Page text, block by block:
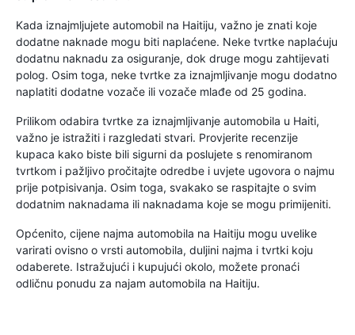
Kada iznajmljujete automobil na Haitiju, važno je znati koje
dodatne naknade mogu biti naplaćene. Neke tvrtke naplaćuju
dodatnu naknadu za osiguranje, dok druge mogu zahtijevati
polog. Osim toga, neke tvrtke za iznajmljivanje mogu dodatno
naplatiti dodatne vozače ili vozače mlađe od 25 godina.
Prilikom odabira tvrtke za iznajmljivanje automobila u Haiti,
važno je istražiti i razgledati stvari. Provjerite recenzije
kupaca kako biste bili sigurni da poslujete s renomiranom
tvrtkom i pažljivo pročitajte odredbe i uvjete ugovora o najmu
prije potpisivanja. Osim toga, svakako se raspitajte o svim
dodatnim naknadama ili naknadama koje se mogu primijeniti.
Općenito, cijene najma automobila na Haitiju mogu uvelike
varirati ovisno o vrsti automobila, duljini najma i tvrtki koju
odaberete. Istražujući i kupujući okolo, možete pronaći
odličnu ponudu za najam automobila na Haitiju.